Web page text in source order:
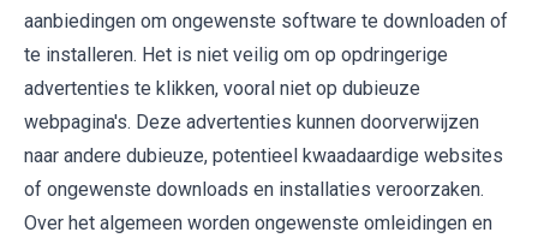
aanbiedingen om ongewenste software te downloaden of
te installeren. Het is niet veilig om op opdringerige
advertenties te klikken, vooral niet op dubieuze
webpagina's. Deze advertenties kunnen doorverwijzen
naar andere dubieuze, potentieel kwaadaardige websites
of ongewenste downloads en installaties veroorzaken.
Over het algemeen worden ongewenste omleidingen en